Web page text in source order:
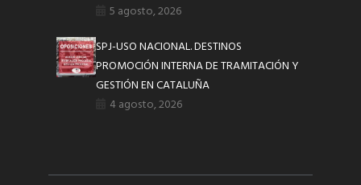
5 agosto, 2026
SPJ-USO NACIONAL. DESTINOS
PROMOCIÓN INTERNA DE TRAMITACIÓN Y
GESTIÓN EN CATALUÑA
4 agosto, 2026